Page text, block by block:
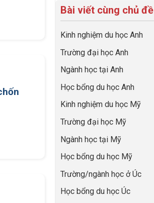
nghiệp
quả
nhất
của
những
cha
mẹ
thái
hồ
sơ
học
hoạt
nhưng
năng
Việc
Cần
Biến
Đoạn
Visa
“Bước
Vàng”
Cánh
luận
đúng
nghề
ngành:
quyết
không
bao
giờ
chọn
sai
sự
nghiệp
Bài viết cùng chủ đề
Kinh nghiệm du học Anh
Trường đại học Anh
Ngành học tại Anh
Học bổng du học Anh
Kinh nghiệm du học Mỹ
Trường đại học Mỹ
Ngành học tại Mỹ
Học bổng du học Mỹ
Trường/ngành học ở Úc
Học bổng du học Úc